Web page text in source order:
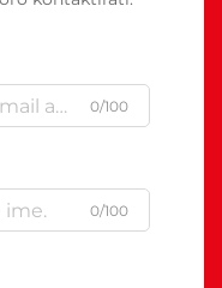
0/100
0/100